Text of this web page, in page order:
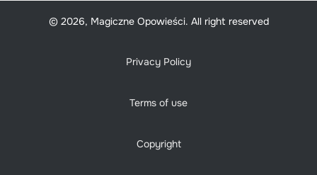
© 2026, Magiczne Opowieści. All right reserved
Privacy Policy
Terms of use
Copyright